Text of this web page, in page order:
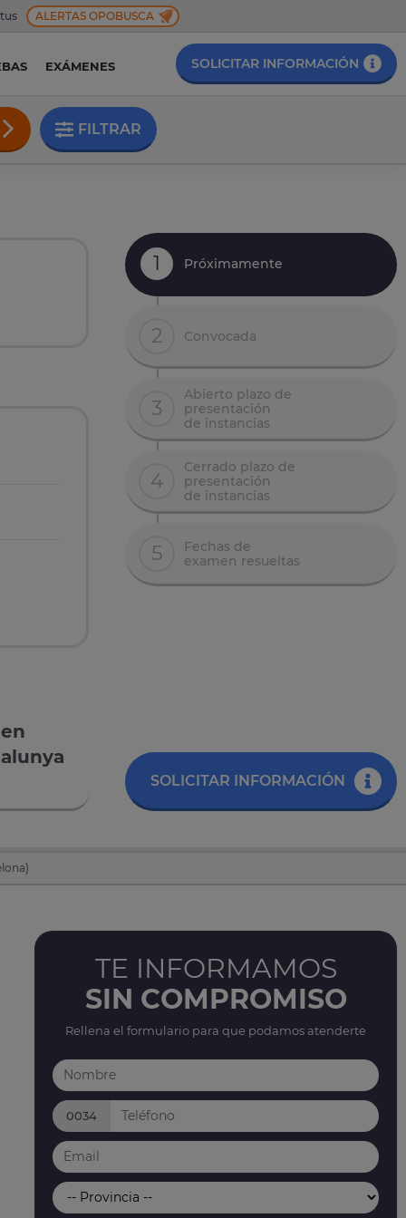
ALERTAS OPOBUSCA
EXÁMENES SOLICITAR INFORMACIÓN
FILTRAR
1 Próximamente
2 Convocada
3
Abierto plazo de
presentación
de instancias
4
Cerrado plazo de
presentación
de instancias
5
Fechas de
examen resueltas
SOLICITAR INFORMACIÓN
TE INFORMAMOS
SIN COMPROMISO
Rellena el formulario para que podamos atenderte
0034